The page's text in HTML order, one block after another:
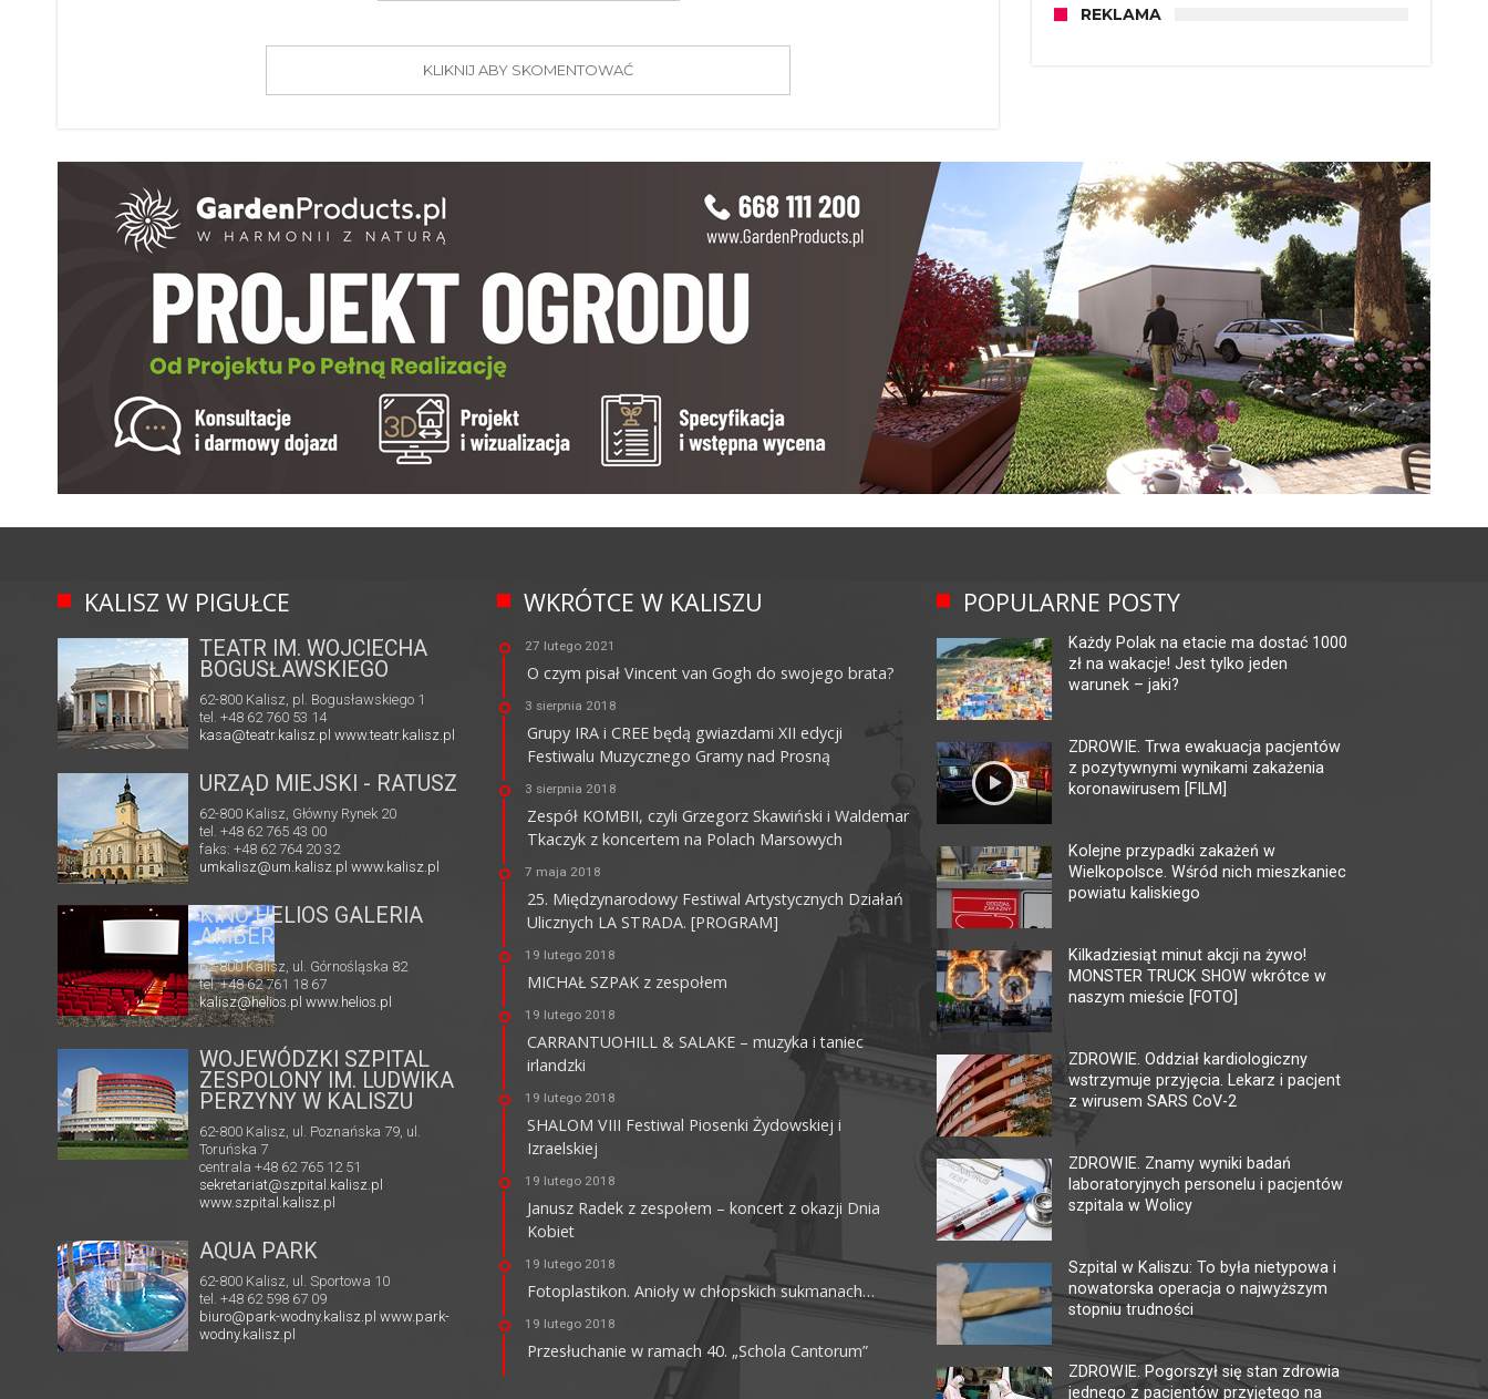
KLIKNIJ ABY SKOMENTOWAĆ
REKLAMA
KALISZ W PIGUŁCE
TEATR IM. WOJCIECHA
BOGUSŁAWSKIEGO
62-800 Kalisz, pl. Bogusławskiego 1
tel. +48 62 760 53 14
kasa@teatr.kalisz.pl www.teatr.kalisz.pl
URZĄD MIEJSKI - RATUSZ
62-800 Kalisz, Główny Rynek 20
tel. +48 62 765 43 00
faks: +48 62 764 20 32
umkalisz@um.kalisz.pl www.kalisz.pl
MULTIKINO GALERIA
TĘCZA
62-800 Kalisz, ul. 3 Maja 1
tel. + 48 41 267 23 84
multikino.pl
KINO CENTRUM
tel. +48 62 765 25 01
ckis.kalisz.pl/
KINO HELIOS GALERIA
AMBER
62-800 Kalisz, ul. Górnośląska 82
tel. +48 62 761 18 67
kalisz@helios.pl
WOJEWÓDZKI SZPITAL
ZESPOLONY IM. LUDWIKA
PERZYNY W KALISZU
62-800 Kalisz, ul. Poznańska 79, ul.
Toruńska 7
centrala +48 62 765 12 51
sekretariat@szpital.kalisz.pl
www.szpital.kalisz.pl
AQUA PARK
62-800 Kalisz, ul. Sportowa 10
tel. +48 62 598 67 09
biuro@park-wodny.kalisz.pl www.park-
wodny.kalisz.pl
WKRÓTCE W KALISZU
27 lutego 2021
O czym pisał Vincent van Gogh do swojego brata?
3 sierpnia 2018
Grupy IRA i CREE będą gwiazdami XII edycji
Festiwalu Muzycznego Gramy nad Prosną
3 sierpnia 2018
Zespół KOMBII, czyli Grzegorz Skawiński i Waldemar
Tkaczyk z koncertem na Polach Marsowych
7 maja 2018
25. Międzynarodowy Festiwal Artystycznych Działań
Ulicznych LA STRADA. [PROGRAM]
19 lutego 2018
MICHAŁ SZPAK z zespołem
19 lutego 2018
CARRANTUOHILL & SALAKE – muzyka i taniec
irlandzki
19 lutego 2018
SHALOM VIII Festiwal Piosenki Żydowskiej i
Izraelskiej
19 lutego 2018
Janusz Radek z zespołem – koncert z okazji Dnia
Kobiet
19 lutego 2018
Fotoplastikon. Anioły w chłopskich sukmanach…
19 lutego 2018
Przesłuchanie w ramach 40. „Schola Cantorum”
POPULARNE POSTY
Każdy Polak na etacie ma dostać 1000
zł na wakacje! Jest tylko jeden
warunek – jaki?
ZDROWIE. Trwa ewakuacja pacjentów
z pozytywnymi wynikami zakażenia
koronawirusem [FILM]
Kolejne przypadki zakażeń w
Wielkopolsce. Wśród nich mieszkaniec
powiatu kaliskiego
Kilkadziesiąt minut akcji na żywo!
MONSTER TRUCK SHOW wkrótce w
naszym mieście [FOTO]
ZDROWIE. Oddział kardiologiczny
wstrzymuje przyjęcia. Lekarz i pacjent
z wirusem SARS CoV-2
ZDROWIE. Znamy wyniki badań
laboratoryjnych personelu i pacjentów
szpitala w Wolicy
Szpital w Kaliszu: To była nietypowa i
nowatorska operacja o najwyższym
stopniu trudności
ZDROWIE. Pogorszył się stan zdrowia
jednego z pacjentów przyjętego na